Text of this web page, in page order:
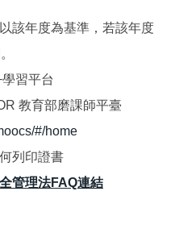
該年度為基準，若該年度
習平台
教育部磨課師平臺
#/home
列印證書
管理法FAQ連結